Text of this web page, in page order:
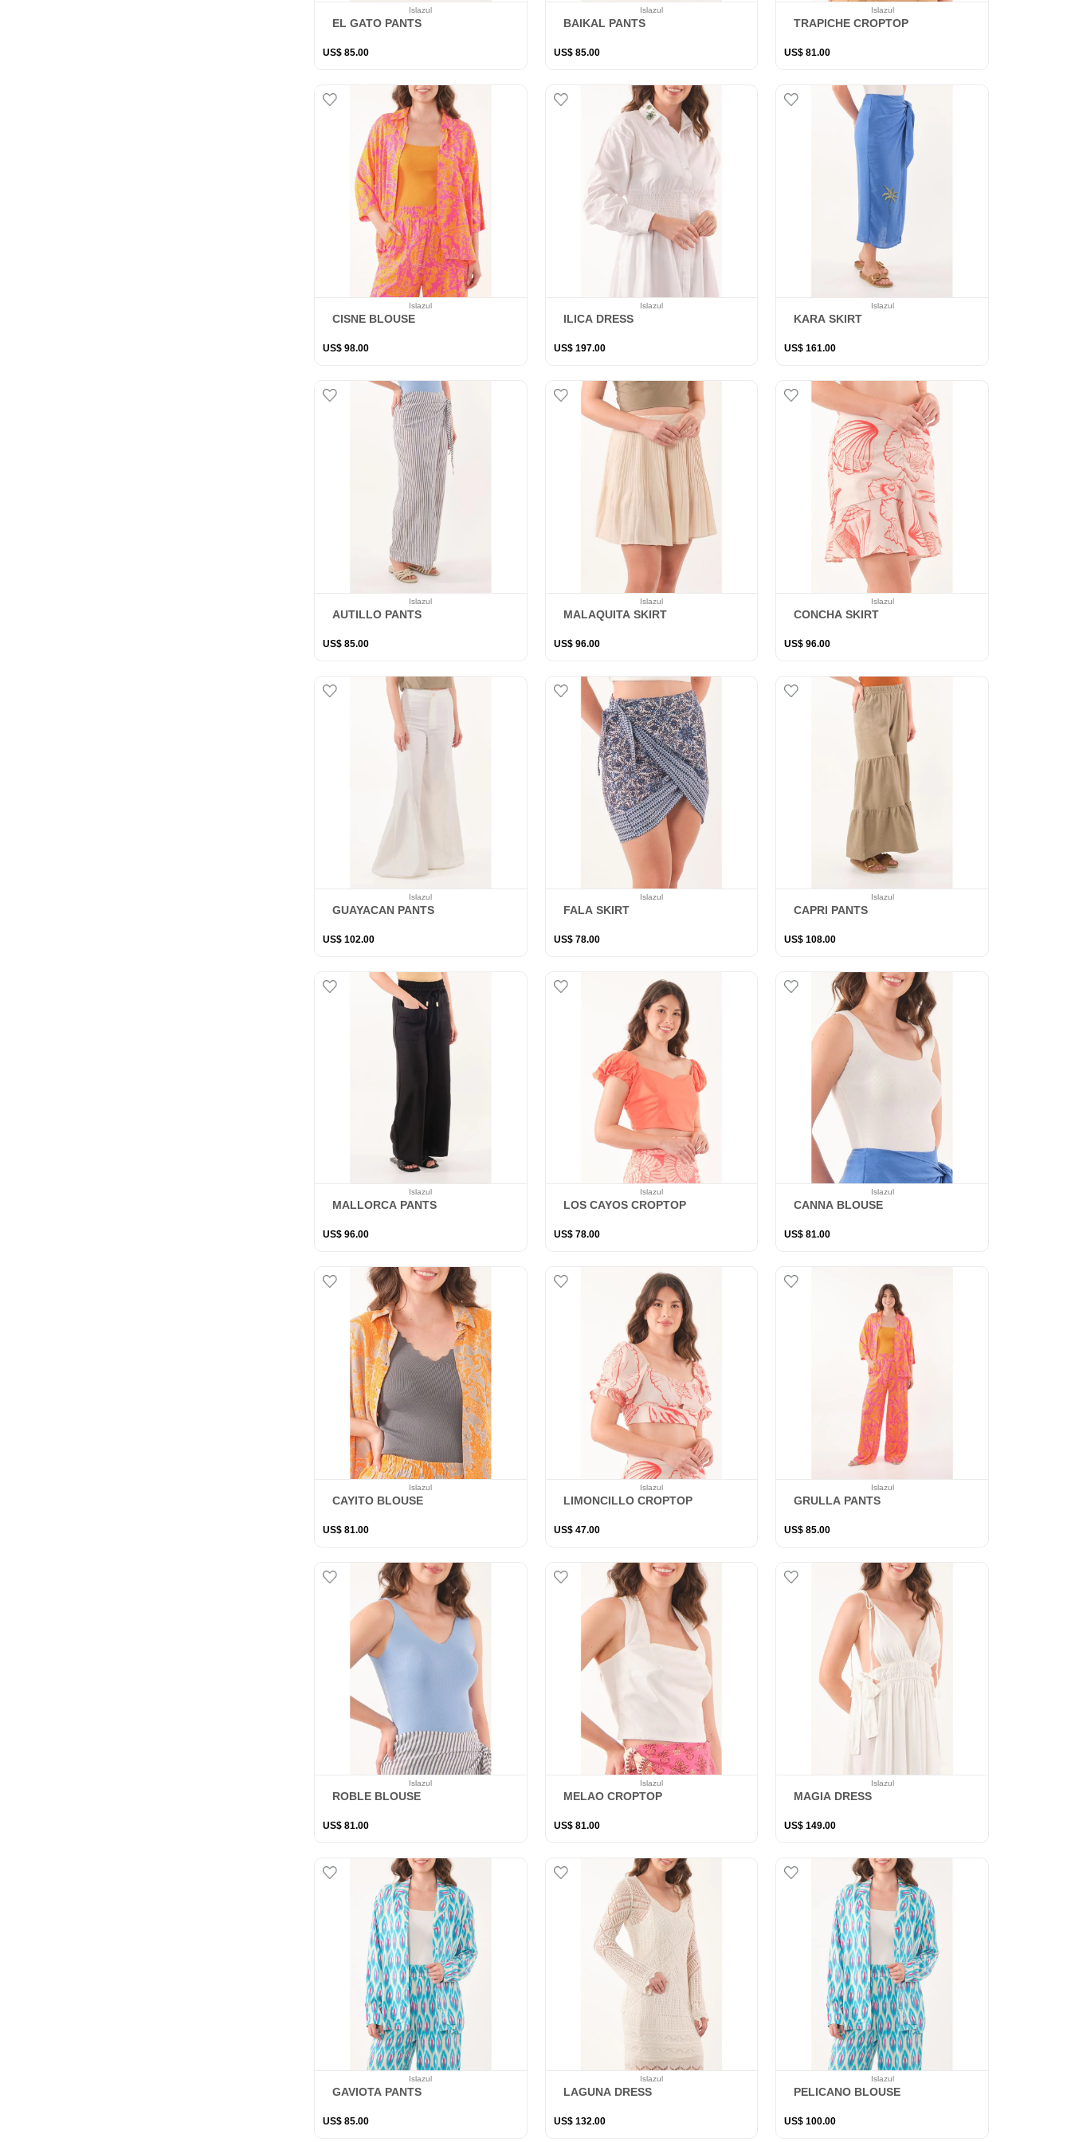
Islazul
EL GATO PANTS
US$ 85.00
Islazul
BAIKAL PANTS
US$ 85.00
Islazul
TRAPICHE CROPTOP
US$ 81.00
Islazul
CISNE BLOUSE
US$ 98.00
Islazul
ILICA DRESS
US$ 197.00
Islazul
KARA SKIRT
US$ 161.00
Islazul
AUTILLO PANTS
US$ 85.00
Islazul
MALAQUITA SKIRT
US$ 96.00
Islazul
CONCHA SKIRT
US$ 96.00
Islazul
GUAYACAN PANTS
US$ 102.00
Islazul
FALA SKIRT
US$ 78.00
Islazul
CAPRI PANTS
US$ 108.00
Islazul
MALLORCA PANTS
US$ 96.00
Islazul
LOS CAYOS CROPTOP
US$ 78.00
Islazul
CANNA BLOUSE
US$ 81.00
Islazul
CAYITO BLOUSE
US$ 81.00
Islazul
LIMONCILLO CROPTOP
US$ 47.00
Islazul
GRULLA PANTS
US$ 85.00
Islazul
ROBLE BLOUSE
US$ 81.00
Islazul
MELAO CROPTOP
US$ 81.00
Islazul
MAGIA DRESS
US$ 149.00
Islazul
GAVIOTA PANTS
US$ 85.00
Islazul
LAGUNA DRESS
US$ 132.00
Islazul
PELICANO BLOUSE
US$ 100.00